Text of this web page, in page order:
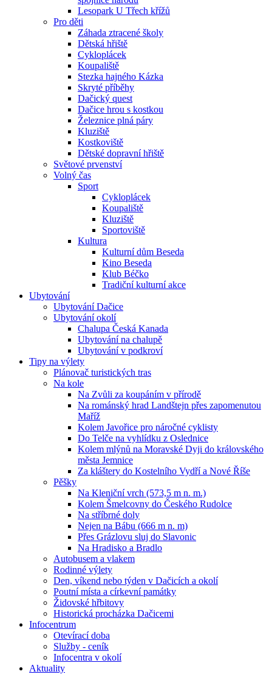
Lesopark U Třech křížů
Pro děti
Záhada ztracené školy
Dětská hřiště
Cykloplácek
Koupaliště
Stezka hajného Kázka
Skryté příběhy
Dačický quest
Dačice hrou s kostkou
Železnice plná páry
Kluziště
Kostkoviště
Dětské dopravní hřiště
Světové prvenství
Volný čas
Sport
Cykloplácek
Koupaliště
Kluziště
Sportoviště
Kultura
Kulturní dům Beseda
Kino Beseda
Klub Béčko
Tradiční kulturní akce
Ubytování
Ubytování Dačice
Ubytování okolí
Chalupa Česká Kanada
Ubytování na chalupě
Ubytování v podkroví
Tipy na výlety
Plánovač turistických tras
Na kole
Na Zvůli za koupáním v přírodě
Na románský hrad Landštejn přes zapomenutou
Maříž
Kolem Javořice pro náročné cyklisty
Do Telče na vyhlídku z Oslednice
Kolem mlýnů na Moravské Dyji do královského
města Jemnice
Za kláštery do Kostelního Vydří a Nové Říše
Pěšky
Na Kleniční vrch (573,5 m n. m.)
Kolem Šmelcovny do Českého Rudolce
Na stříbrné doly
Nejen na Bábu (666 m n. m)
Přes Grázlovu sluj do Slavonic
Na Hradisko a Bradlo
Autobusem a vlakem
Rodinné výlety
Den, víkend nebo týden v Dačicích a okolí
Poutní místa a církevní památky
Židovské hřbitovy
Historická procházka Dačicemi
Infocentrum
Otevírací doba
Služby - ceník
Infocentra v okolí
Aktuality